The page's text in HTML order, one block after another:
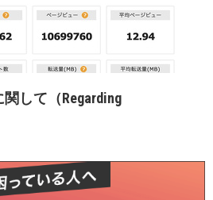
関して（Regarding